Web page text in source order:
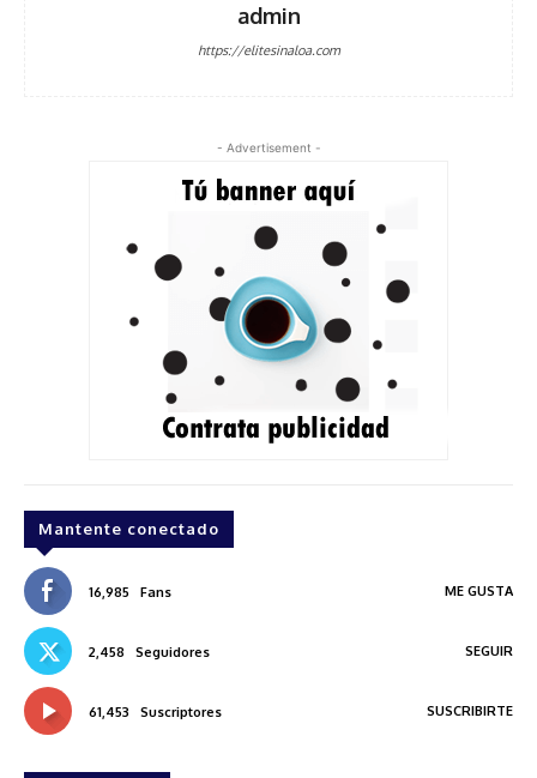
admin
https://elitesinaloa.com
- Advertisement -
Mantente conectado
16,985 Fans ME GUSTA
2,458 Seguidores SEGUIR
61,453 Suscriptores SUSCRIBIRTE